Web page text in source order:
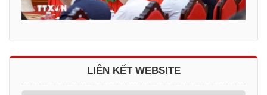
LIÊN KẾT WEBSITE